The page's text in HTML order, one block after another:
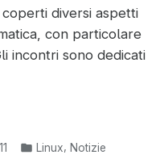
diversi aspetti
con particolare
incontri sono dedicati
Pubblicato
Linux, Notizie